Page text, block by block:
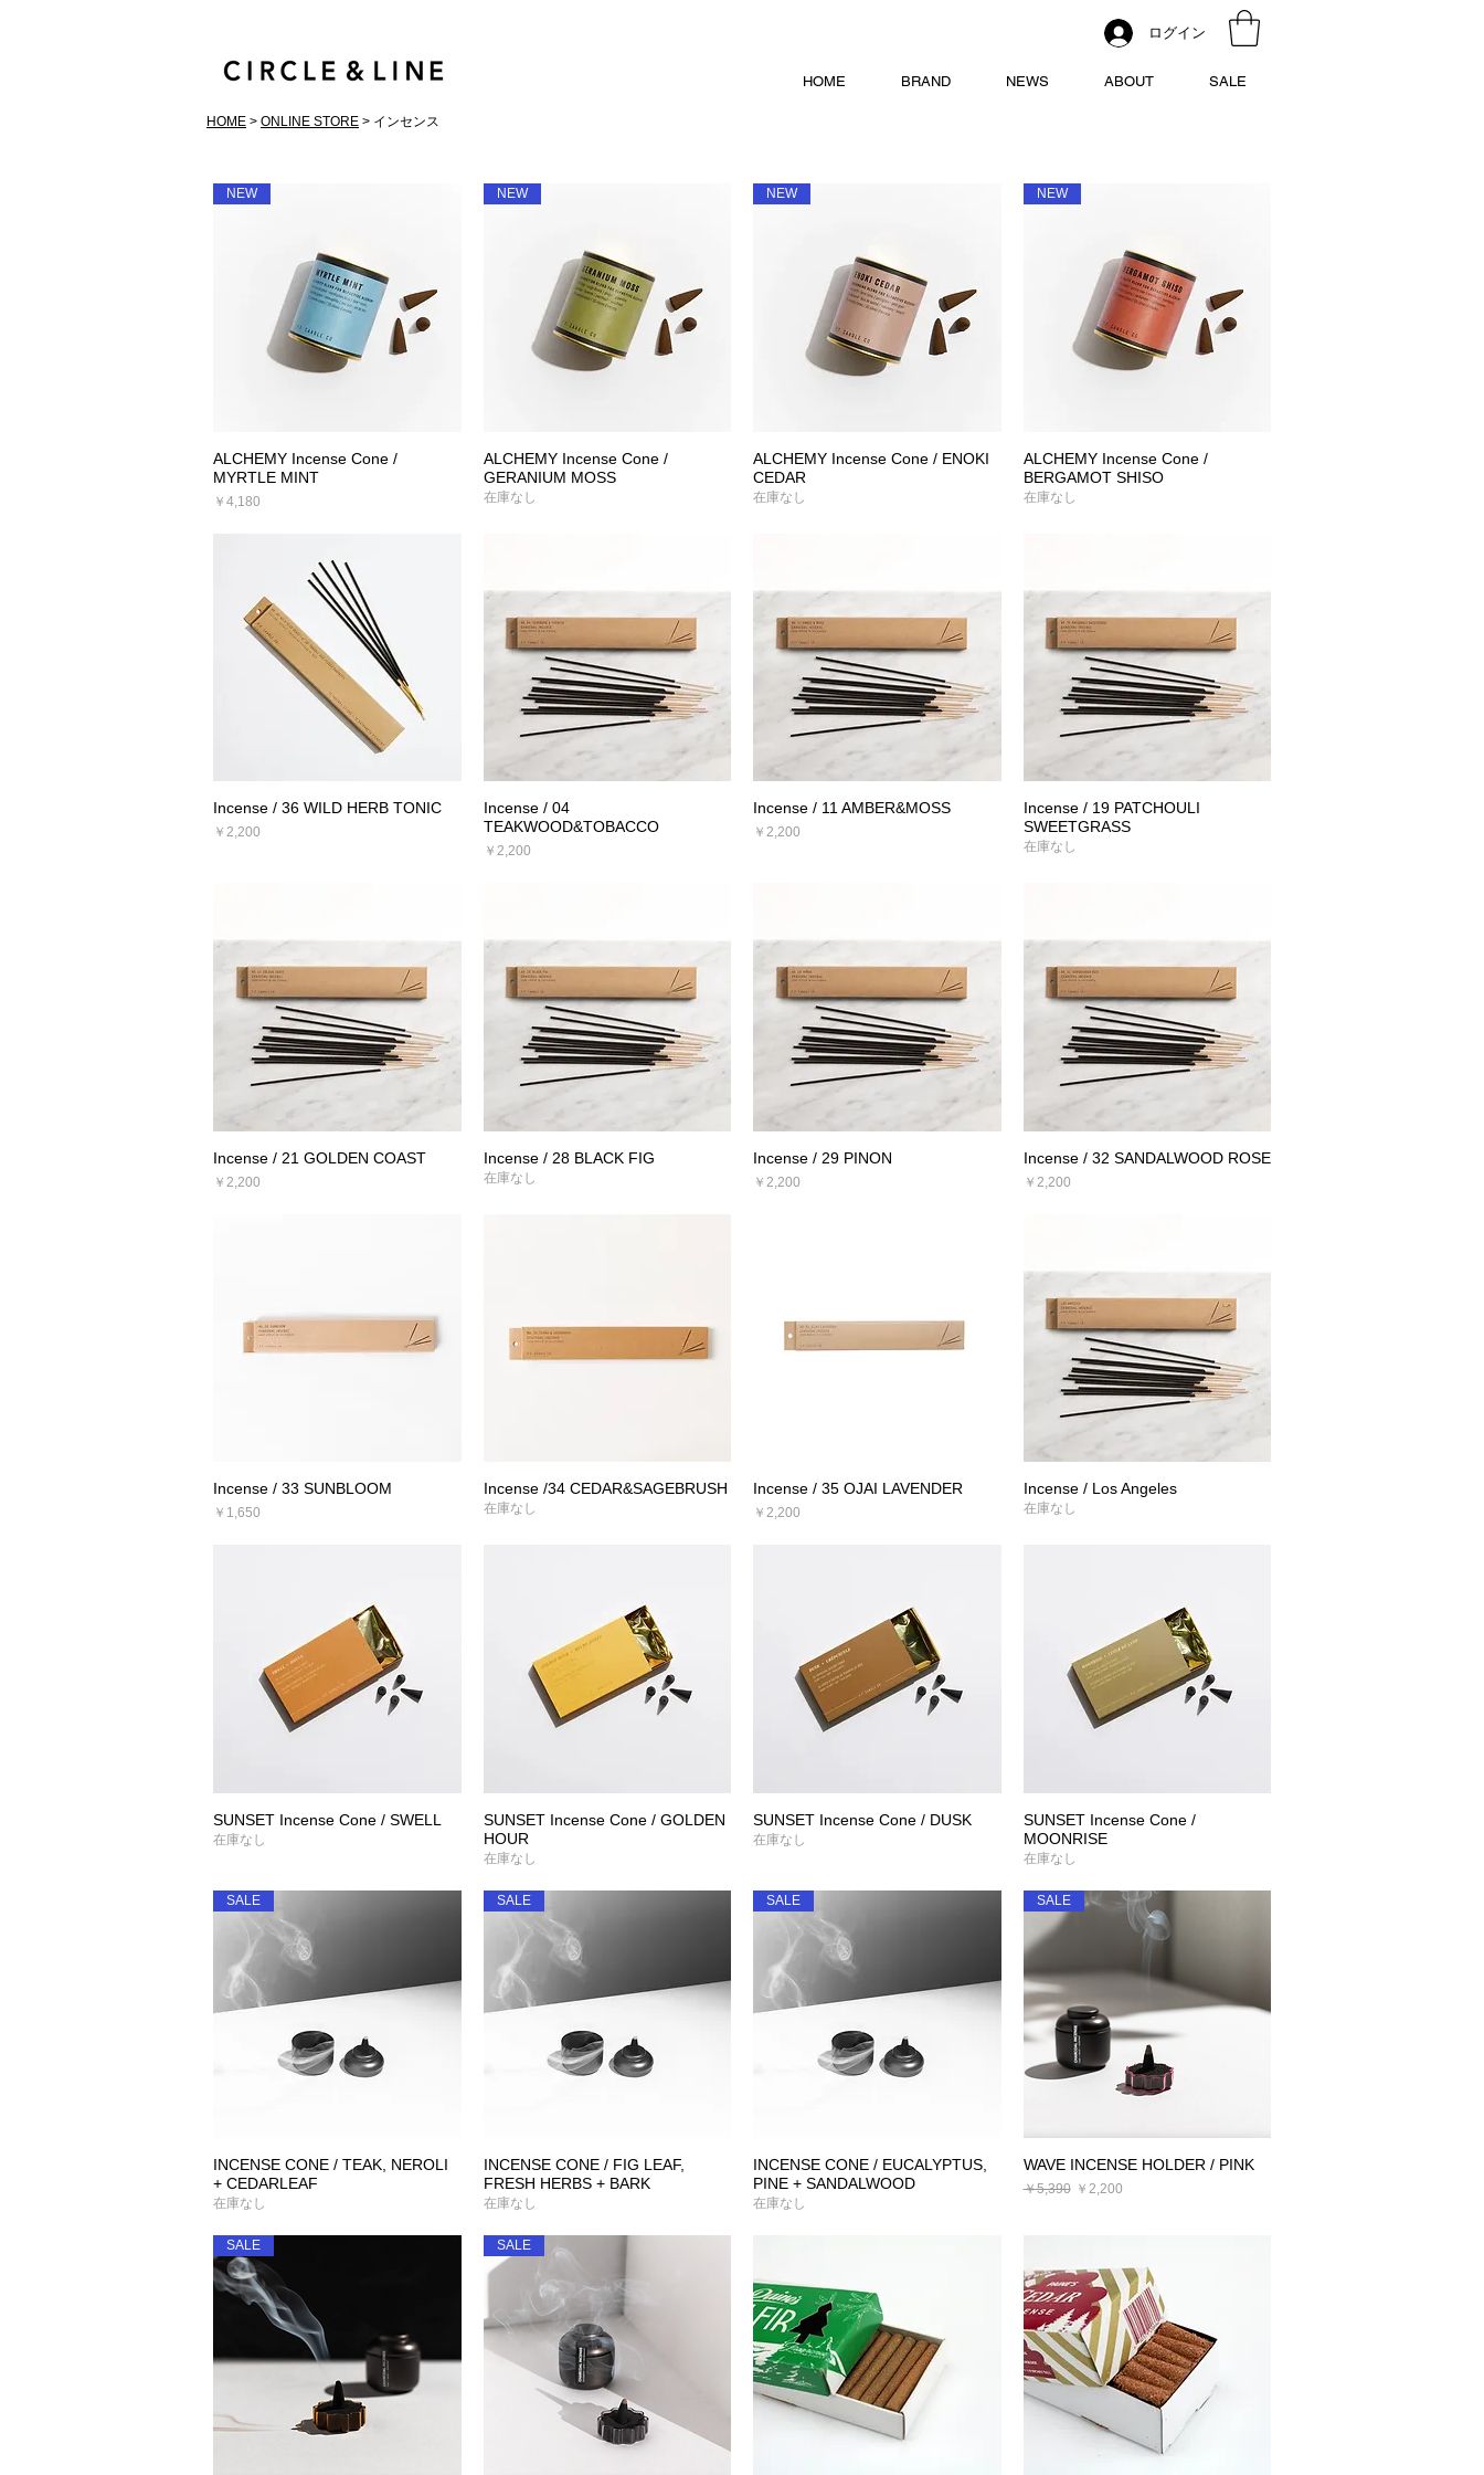
ログイン
HOME BRAND NEWS ABOUT SALE
HOME > ONLINE STORE > インセンス
クイックビュー
NEW
ALCHEMY Incense Cone /
MYRTLE MINT
価格
￥4,180
クイックビュー
NEW
ALCHEMY Incense Cone /
GERANIUM MOSS
在庫なし
クイックビュー
NEW
ALCHEMY Incense Cone / ENOKI
CEDAR
在庫なし
クイックビュー
NEW
ALCHEMY Incense Cone /
BERGAMOT SHISO
在庫なし
クイックビュー
Incense / 36 WILD HERB TONIC
価格
￥2,200
クイックビュー
Incense / 04
TEAKWOOD&TOBACCO
価格
￥2,200
クイックビュー
Incense / 11 AMBER&MOSS
価格
￥2,200
クイックビュー
Incense / 19 PATCHOULI
SWEETGRASS
在庫なし
クイックビュー
Incense / 21 GOLDEN COAST
価格
￥2,200
クイックビュー
Incense / 28 BLACK FIG
在庫なし
クイックビュー
Incense / 29 PINON
価格
￥2,200
クイックビュー
Incense / 32 SANDALWOOD ROSE
価格
￥2,200
クイックビュー
Incense / 33 SUNBLOOM
価格
￥1,650
クイックビュー
Incense /34 CEDAR&SAGEBRUSH
在庫なし
クイックビュー
Incense / 35 OJAI LAVENDER
価格
￥2,200
クイックビュー
Incense / Los Angeles
在庫なし
クイックビュー
SUNSET Incense Cone / SWELL
在庫なし
クイックビュー
SUNSET Incense Cone / GOLDEN
HOUR
在庫なし
クイックビュー
SUNSET Incense Cone / DUSK
在庫なし
クイックビュー
SUNSET Incense Cone /
MOONRISE
在庫なし
クイックビュー
SALE
INCENSE CONE / TEAK, NEROLI
+ CEDARLEAF
在庫なし
クイックビュー
SALE
INCENSE CONE / FIG LEAF,
FRESH HERBS + BARK
在庫なし
クイックビュー
SALE
INCENSE CONE / EUCALYPTUS,
PINE + SANDALWOOD
在庫なし
クイックビュー
SALE
WAVE INCENSE HOLDER / PINK
通常価格
￥5,390 セール価格
￥2,200
SALE SALE